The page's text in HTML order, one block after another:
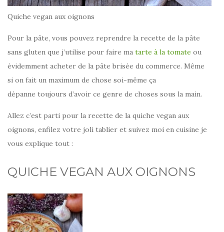
Quiche vegan aux oignons
Pour la pâte, vous pouvez reprendre la recette de la pâte
sans gluten que j’utilise pour faire ma tarte à la tomate ou
évidemment acheter de la pâte brisée du commerce. Même
si on fait un maximum de chose soi-même ça
dépanne toujours d’avoir ce genre de choses sous la main.
Allez c’est parti pour la recette de la quiche vegan aux
oignons, enfilez votre joli tablier et suivez moi en cuisine je
vous explique tout :
QUICHE VEGAN AUX OIGNONS